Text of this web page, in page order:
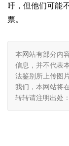
吁，但他们可能
票。
本网站有部分内
信息，并不代表
法鉴别所上传图
我们，本网站将
转转请注明出处：